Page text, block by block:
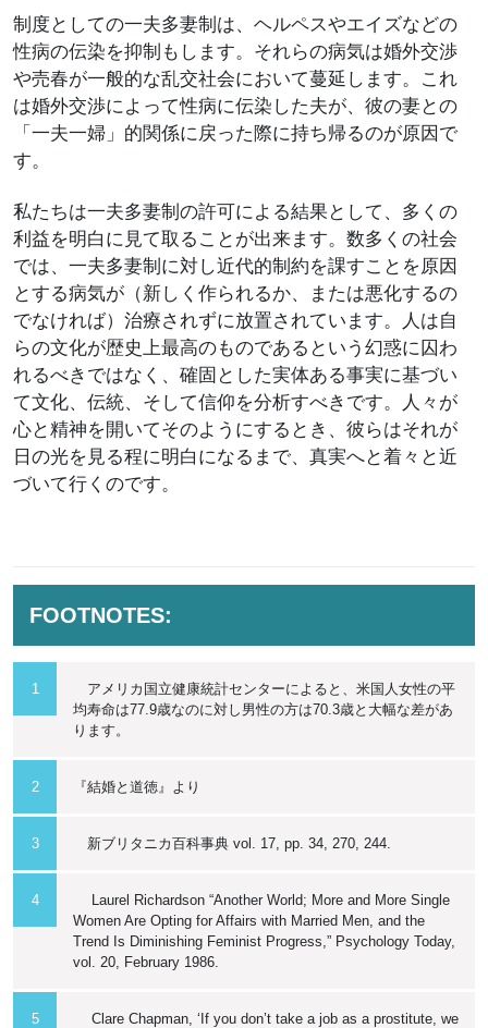
制度としての一夫多妻制は、ヘルペスやエイズなどの
性病の伝染を抑制もします。それらの病気は婚外交渉
や売春が一般的な乱交社会において蔓延します。これ
は婚外交渉によって性病に伝染した夫が、彼の妻との
「一夫一婦」的関係に戻った際に持ち帰るのが原因で
す。
私たちは一夫多妻制の許可による結果として、多くの
利益を明白に見て取ることが出来ます。数多くの社会
では、一夫多妻制に対し近代的制約を課すことを原因
とする病気が（新しく作られるか、または悪化するの
でなければ）治療されずに放置されています。人は自
らの文化が歴史上最高のものであるという幻惑に囚わ
れるべきではなく、確固とした実体ある事実に基づい
て文化、伝統、そして信仰を分析すべきです。人々が
心と精神を開いてそのようにするとき、彼らはそれが
日の光を見る程に明白になるまで、真実へと着々と近
づいて行くのです。
FOOTNOTES:
1
アメリカ国立健康統計センターによると、米国人女性の平
均寿命は77.9歳なのに対し男性の方は70.3歳と大幅な差があ
ります。
2 『結婚と道徳』より
3 新ブリタニカ百科事典 vol. 17, pp. 34, 270, 244.
4
Laurel Richardson “Another World; More and More Single
Women Are Opting for Affairs with Married Men, and the
Trend Is Diminishing Feminist Progress,” Psychology Today,
vol. 20, February 1986.
5
Clare Chapman, ‘If you don’t take a job as a prostitute, we